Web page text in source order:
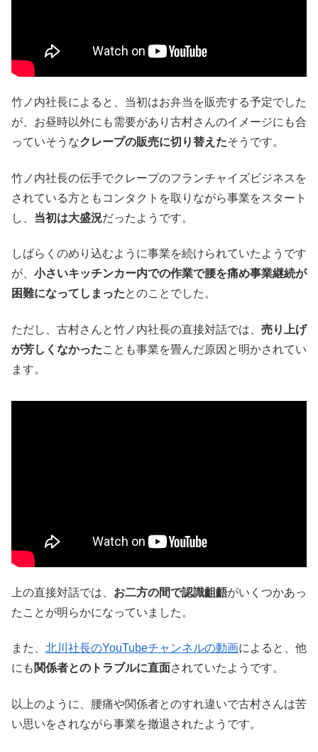
竹ノ内社長によると、当初はお弁当を販売する予定でした
が、お昼時以外にも需要があり古村さんのイメージにも合
っていそうなクレープの販売に切り替えたそうです。
竹ノ内社長の伝手でクレープのフランチャイズビジネスを
されている方ともコンタクトを取りながら事業をスタート
し、 当初は大盛況だったようです。
しばらくのめり込むように事業を続けられていたようです
が、 小さいキッチンカー内での作業で腰を痛め事業継続が
困難になってしまったとのことでした。
ただし、古村さんと竹ノ内社長の直接対話では、 売り上げ
が芳しくなかったことも事業を畳んだ原因と明かされてい
ます。
上の直接対話では、 お二方の間で認識齟齬がいくつかあっ
たことが明らかになっていました。
また、 北川社長のYouTubeチャンネルの動画によると、他
にも 関係者とのトラブルに直面されていたようです。
以上のように、腰痛や関係者とのすれ違いで古村さんは苦
い思いをされながら事業を撤退されたようです。